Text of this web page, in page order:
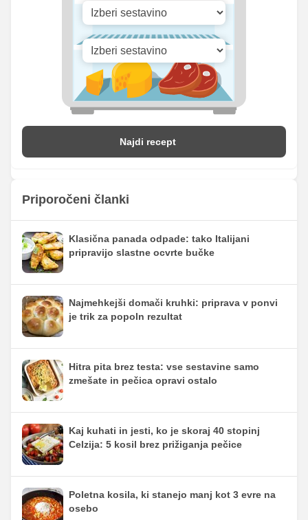
Najdi recept
Priporočeni članki
Klasična panada odpade: tako Italijani
pripravijo slastne ocvrte bučke
Najmehkejši domači kruhki: priprava v ponvi
je trik za popoln rezultat
Hitra pita brez testa: vse sestavine samo
zmešate in pečica opravi ostalo
Kaj kuhati in jesti, ko je skoraj 40 stopinj
Celzija: 5 kosil brez prižiganja pečice
Poletna kosila, ki stanejo manj kot 3 evre na
osebo